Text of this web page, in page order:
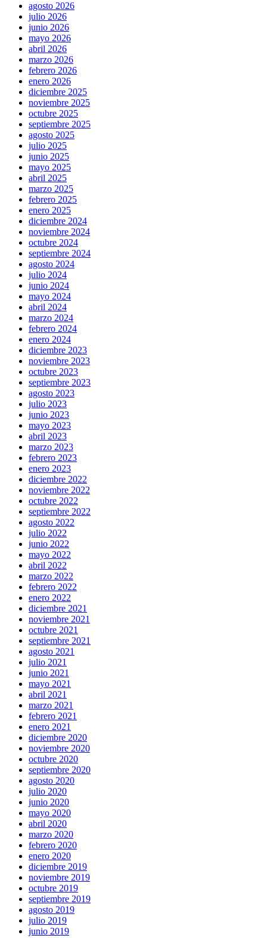
agosto 2026
julio 2026
junio 2026
mayo 2026
abril 2026
marzo 2026
febrero 2026
enero 2026
diciembre 2025
noviembre 2025
octubre 2025
septiembre 2025
agosto 2025
julio 2025
junio 2025
mayo 2025
abril 2025
marzo 2025
febrero 2025
enero 2025
diciembre 2024
noviembre 2024
octubre 2024
septiembre 2024
agosto 2024
julio 2024
junio 2024
mayo 2024
abril 2024
marzo 2024
febrero 2024
enero 2024
diciembre 2023
noviembre 2023
octubre 2023
septiembre 2023
agosto 2023
julio 2023
junio 2023
mayo 2023
abril 2023
marzo 2023
febrero 2023
enero 2023
diciembre 2022
noviembre 2022
octubre 2022
septiembre 2022
agosto 2022
julio 2022
junio 2022
mayo 2022
abril 2022
marzo 2022
febrero 2022
enero 2022
diciembre 2021
noviembre 2021
octubre 2021
septiembre 2021
agosto 2021
julio 2021
junio 2021
mayo 2021
abril 2021
marzo 2021
febrero 2021
enero 2021
diciembre 2020
noviembre 2020
octubre 2020
septiembre 2020
agosto 2020
julio 2020
junio 2020
mayo 2020
abril 2020
marzo 2020
febrero 2020
enero 2020
diciembre 2019
noviembre 2019
octubre 2019
septiembre 2019
agosto 2019
julio 2019
junio 2019